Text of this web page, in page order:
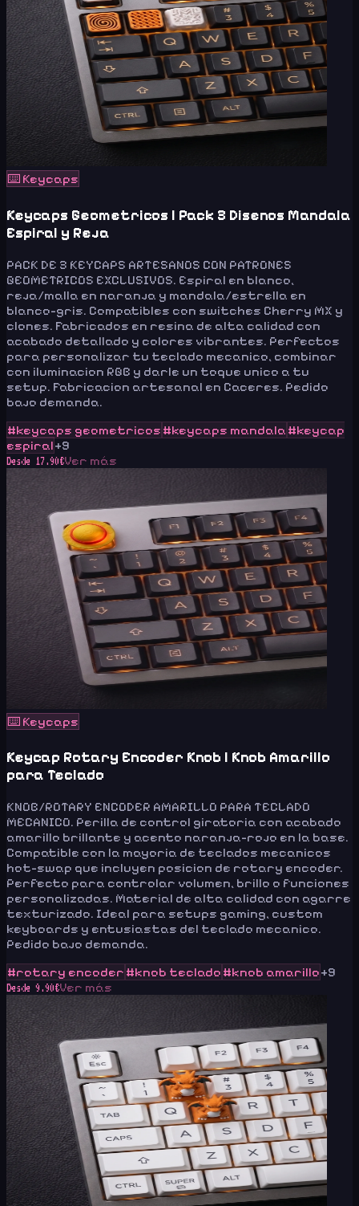
⌨️ Keycaps
Keycaps Geometricos | Pack 3 Disenos Mandala
Espiral y Reja
PACK DE 3 KEYCAPS ARTESANOS CON PATRONES
GEOMETRICOS EXCLUSIVOS. Espiral en blanco,
reja/malla en naranja y mandala/estrella en
blanco-gris. Compatibles con switches Cherry MX y
clones. Fabricados en resina de alta calidad con
acabado detallado y colores vibrantes. Perfectos
para personalizar tu teclado mecanico, combinar
con iluminacion RGB y darle un toque unico a tu
setup. Fabricacion artesanal en Caceres. Pedido
bajo demanda.
#keycaps geometricos #keycaps mandala #keycap
espiral+9
Desde 17.90€Ver más
⌨️ Keycaps
Keycap Rotary Encoder Knob | Knob Amarillo
para Teclado
KNOB/ROTARY ENCODER AMARILLO PARA TECLADO
MECANICO. Perilla de control giratoria con acabado
amarillo brillante y acento naranja-rojo en la base.
Compatible con la mayoria de teclados mecanicos
hot-swap que incluyen posicion de rotary encoder.
Perfecto para controlar volumen, brillo o funciones
personalizadas. Material de alta calidad con agarre
texturizado. Ideal para setups gaming, custom
keyboards y entusiastas del teclado mecanico.
Pedido bajo demanda.
#rotary encoder #knob teclado #knob amarillo+9
Desde 9.90€Ver más